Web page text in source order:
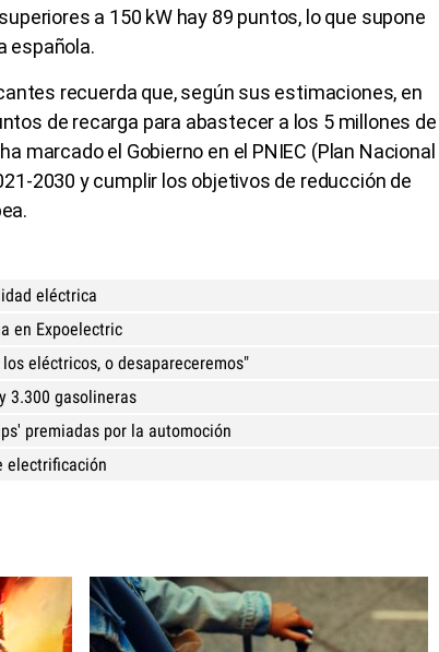
a 150 kW hay 89 puntos, lo que supone
española.
recuerda que, según sus estimaciones, en
de recarga para abastecer a los 5 millones de
marcado el Gobierno en el PNIEC (Plan Nacional
2030 y cumplir los objetivos de reducción de
eléctrica
en Expoelectric
eléctricos, o desapareceremos"
3.300 gasolineras
premiadas por la automoción
electrificación